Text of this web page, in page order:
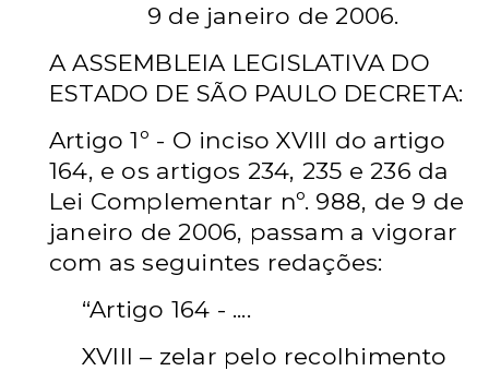
9 de janeiro de 2006.
A ASSEMBLEIA LEGISLATIVA DO
ESTADO DE SÃO PAULO DECRETA:
Artigo 1º - O inciso XVIII do artigo
164, e os artigos 234, 235 e 236 da
Lei Complementar nº. 988, de 9 de
janeiro de 2006, passam a vigorar
com as seguintes redações:
“Artigo 164 - ....
XVIII – zelar pelo recolhimento